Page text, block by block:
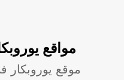
مواقع
موقع يوروبكار